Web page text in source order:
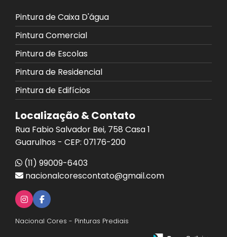
Pintura de Caixa D'água
Pintura Comercial
Pintura de Escolas
Pintura de Residencial
Pintura de Edifícios
Localização & Contato
Rua Fabio Salvador Bei, 758 Casa 1
Guarulhos - CEP: 07176-200
(11) 99009-6403
nacionalcorescontato@gmail.com
Nacional Cores - Pinturas Prediais